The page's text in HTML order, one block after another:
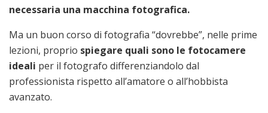
necessaria una macchina fotografica.
Ma un buon corso di fotografia “dovrebbe”, nelle prime
lezioni, proprio spiegare quali sono le fotocamere
ideali per il fotografo differenziandolo dal
professionista rispetto all’amatore o all’hobbista
avanzato.